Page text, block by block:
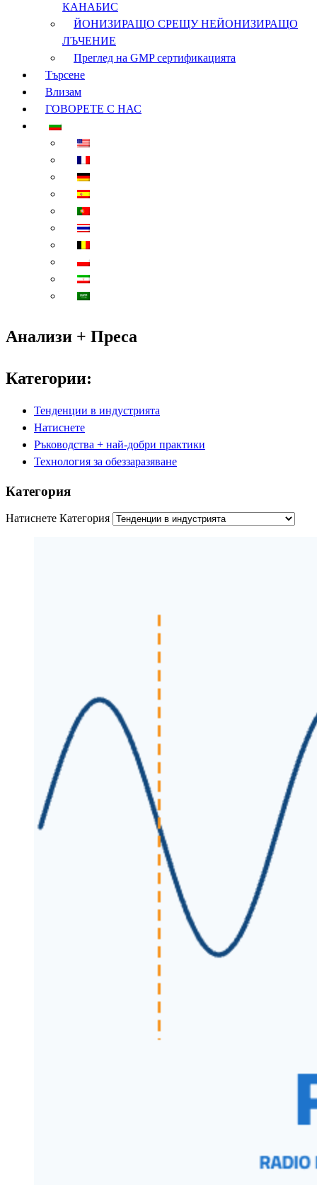
КАНАБИС
ЙОНИЗИРАЩО СРЕЩУ НЕЙОНИЗИРАЩО
ЛЪЧЕНИЕ
Преглед на GMP сертификацията
Търсене
Влизам
ГОВОРЕТЕ С НАС
Анализи + Преса
Категории:
Тенденции в индустрията
Натиснете
Ръководства + най-добри практики
Технология за обеззаразяване
Категория
Натиснете Категория